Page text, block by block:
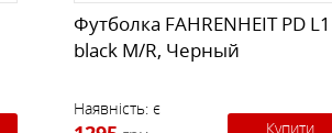
Футболка FAHRENHEIT PD L1
black M/R, Черный
Наявність: є
Купити